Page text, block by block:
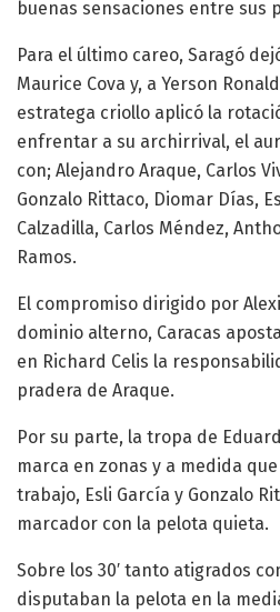
buenas sensaciones entre sus
Para el último careo, Saragó
Maurice Cova y, a Yerson
estratega criollo aplicó la
enfrentar a su archirrival, el
con; Alejandro Araque, Carlos
Gonzalo Rittaco, Diomar Días,
Calzadilla, Carlos Méndez,
Ramos.
El compromiso dirigido por
dominio alterno, Caracas
en Richard Celis la
pradera de Araque.
Por su parte, la tropa de
marca en zonas y a medida
trabajo, Esli García y Gonzalo
marcador con la pelota quieta.
Sobre los 30′ tanto atigrados
disputaban la pelota en la